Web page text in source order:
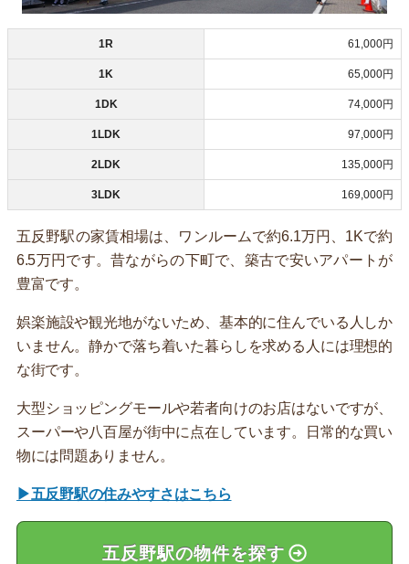
1R 61,000円
1K 65,000円
1DK 74,000円
1LDK 97,000円
2LDK 135,000円
3LDK 169,000円
五反野駅の家賃相場は、ワンルームで約6.1万円、1Kで約
6.5万円です。昔ながらの下町で、築古で安いアパートが
豊富です。
娯楽施設や観光地がないため、基本的に住んでいる人しか
いません。静かで落ち着いた暮らしを求める人には理想的
な街です。
大型ショッピングモールや若者向けのお店はないですが、
スーパーや八百屋が街中に点在しています。日常的な買い
物には問題ありません。
▶五反野駅の住みやすさはこちら
五反野駅の物件を探す